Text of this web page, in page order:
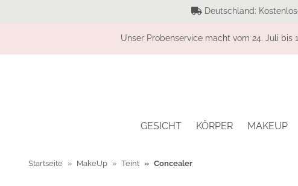
Deutschland:
Unser Probenservice macht vom 24. Juli bis
GESICHT KÖRPER MAKEUP
Startseite MakeUp Teint Concealer